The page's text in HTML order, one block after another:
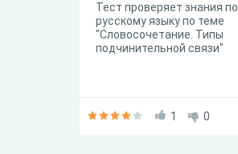
Тест проверяет знания по
русскому языку по теме
"Словосочетание. Типы
подчинительной связи"
1 0